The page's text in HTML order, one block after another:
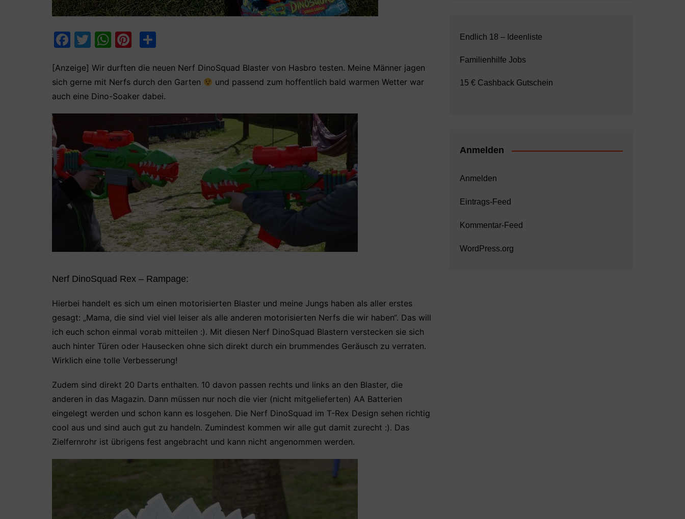
F
c
e
b
k
T
itt
er
W
at
s
A
p
Pi
er
e
st
le
n
[Anzeige] Wir durften die neuen Nerf DinoSquad Blaster von Hasbro testen. Meine Männer jagen
sich gerne mit Nerfs durch den Garten
und passend zum hoffentlich bald warmen Wetter war
auch eine Dino-Soaker dabei.
Nerf DinoSquad Rex – Rampage:
Hierbei handelt es sich um einen motorisierten Blaster und meine Jungs haben als aller erstes
gesagt: „Mama, die sind viel viel leiser als alle anderen motorisierten Nerfs die wir haben“. Das will
ich euch schon einmal vorab mitteilen :). Mit diesen Nerf DinoSquad Blastern verstecken sie sich
auch hinter Türen oder Hausecken ohne sich direkt durch ein brummendes Geräusch zu verraten.
Wirklich eine tolle Verbesserung!
Zudem sind direkt 20 Darts enthalten. 10 davon passen rechts und links an den Blaster, die
anderen in das Magazin. Dann müssen nur noch die vier (nicht mitgelieferten) AA Batterien
eingelegt werden und schon kann es losgehen. Die Nerf DinoSquad im T-Rex Design sehen richtig
cool aus und sind auch gut zu handeln. Zumindest kommen wir alle gut damit zurecht :). Das
Zielfernrohr ist übrigens fest angebracht und kann nicht angenommen werden.
Endlich 18 – Ideenliste
Familienhilfe Jobs
15 € Cashback Gutschein
Anmelden
Anmelden
Eintrags-Feed
Kommentar-Feed
WordPress.org